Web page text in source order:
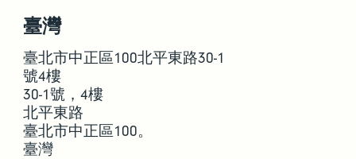
臺灣
臺北市中正區100北平東路30-1
號4樓
30-1號，4樓
北平東路
臺北市中正區100。
臺灣